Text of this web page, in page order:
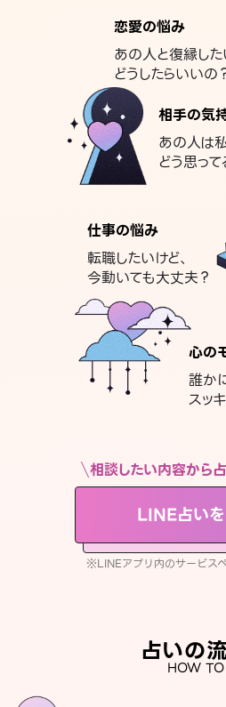
恋愛の悩み
あの人と復縁し
どうしたらいいの
相手の気
あの人は
どう思って
仕事の悩み
転職したいけど、
今動いても大丈夫？
心の
誰か
スッ
相談したい内容から
LINE占い
※LINEアプリ内のサービス
占いの
HOW TO